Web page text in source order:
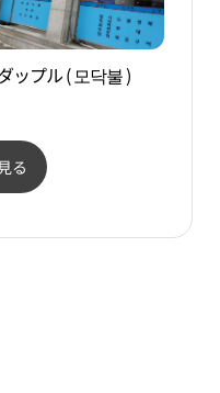
ップル ( 모닥불 )
る